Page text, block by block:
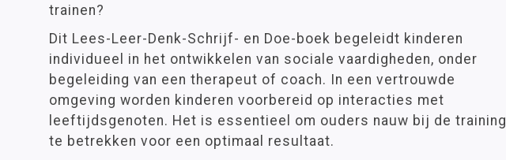
trainen?
Dit Lees-Leer-Denk-Schrijf- en Doe-boek begeleidt kinderen
individueel in het ontwikkelen van sociale vaardigheden, onder
begeleiding van een therapeut of coach. In een vertrouwde
omgeving worden kinderen voorbereid op interacties met
leeftijdsgenoten. Het is essentieel om ouders nauw bij de training
te betrekken voor een optimaal resultaat.